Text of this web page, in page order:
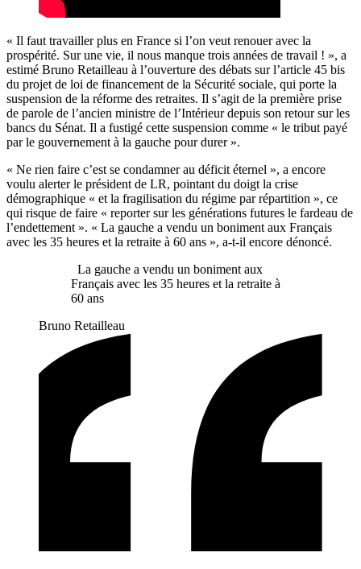
« Il faut travailler plus en France si l’on veut renouer avec la
prospérité. Sur une vie, il nous manque trois années de travail ! », a
estimé Bruno Retailleau à l’ouverture des débats sur l’article 45 bis
du projet de loi de financement de la Sécurité sociale, qui porte la
suspension de la réforme des retraites. Il s’agit de la première prise
de parole de l’ancien ministre de l’Intérieur depuis son retour sur les
bancs du Sénat. Il a fustigé cette suspension comme « le tribut payé
par le gouvernement à la gauche pour durer ».
« Ne rien faire c’est se condamner au déficit éternel », a encore
voulu alerter le président de LR, pointant du doigt la crise
démographique « et la fragilisation du régime par répartition », ce
qui risque de faire « reporter sur les générations futures le fardeau de
l’endettement ». « La gauche a vendu un boniment aux Français
avec les 35 heures et la retraite à 60 ans », a-t-il encore dénoncé.
La gauche a vendu un boniment aux
Français avec les 35 heures et la retraite à
60 ans
Bruno Retailleau